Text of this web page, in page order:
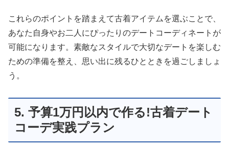
これらのポイントを踏まえて古着アイテムを選ぶことで、
あなた自身やお二人にぴったりのデートコーディネートが
可能になります。素敵なスタイルで大切なデートを楽しむ
ための準備を整え、思い出に残るひとときを過ごしましょ
う。
5. 予算1万円以内で作る!古着デート
コーデ実践プラン